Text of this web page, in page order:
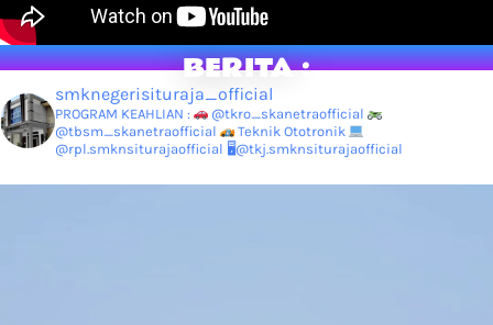
BERITA :
smknegerisituraja_official
PROGRAM KEAHLIAN :
@tkro_skanetraofficial
@tbsm_skanetraofficial
Teknik Ototronik
@rpl.smknsiturajaofficial 🖥@tkj.smknsiturajaofficial